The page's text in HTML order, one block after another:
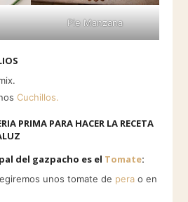
Pie Manzana
Cuchillos.
PRIMA PARA HACER LA RECETA
del gazpacho es el Tomate:
unos tomate de perao en